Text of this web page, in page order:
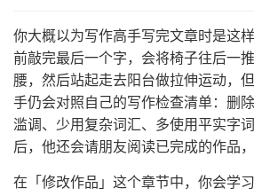
你大概以为写作高手写完文章时是这
前敲完最后一个字，会将椅子往后一
腰，然后站起走去阳台做拉伸运动，
手仍会对照自己的写作检查清单：删
滥调、少用复杂词汇、多使用平实字
后，他还会请朋友阅读已完成的作品
在「修改作品」这个章节中，你会学